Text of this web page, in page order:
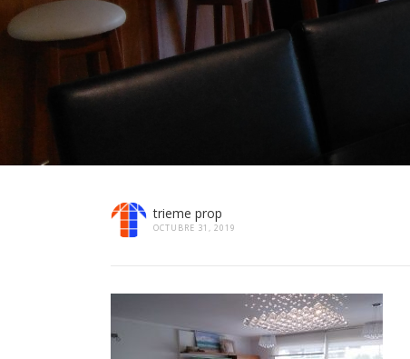
trieme prop
OCTUBRE 31, 2019